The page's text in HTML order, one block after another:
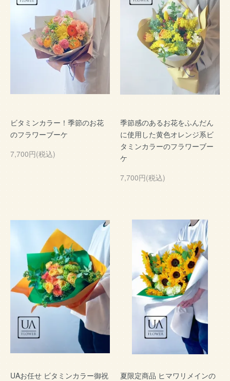
ビタミンカラー！季節のお花
のフラワーブーケ
7,700円(税込)
季節感のあるお花をふんだん
に使用した黄色オレンジ系ビ
タミンカラーのフラワーブー
ケ
7,700円(税込)
UAお任せ ビタミンカラー御祝
夏限定商品 ヒマワリメインの